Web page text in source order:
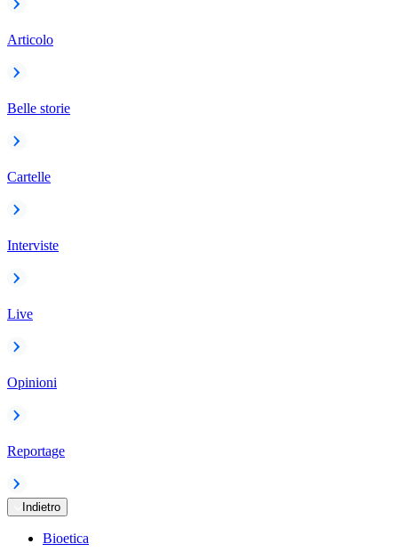
Articolo
Belle storie
Cartelle
Interviste
Live
Opinioni
Reportage
Indietro
Bioetica